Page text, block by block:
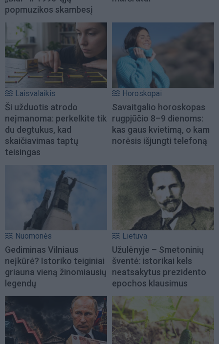
popmuzikos skambesį
Laisvalaikis
Ši užduotis atrodo
neįmanoma: perkelkite tik
du degtukus, kad
skaičiavimas taptų
teisingas
Horoskopai
Savaitgalio horoskopas
rugpjūčio 8–9 dienoms:
kas gaus kvietimą, o kam
norėsis išjungti telefoną
Nuomonės
Gediminas Vilniaus
neįkūrė? Istoriko teiginiai
griauna vieną žinomiausių
legendų
Lietuva
Užulėnyje – Smetoninių
šventė: istorikai kels
neatsakytus prezidento
epochos klausimus